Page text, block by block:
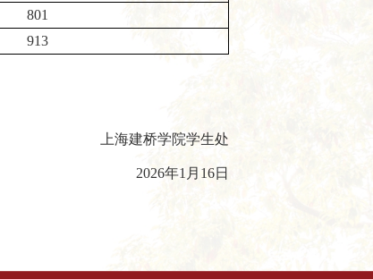
801
913
上海建桥学院学生处
2026年1月16日